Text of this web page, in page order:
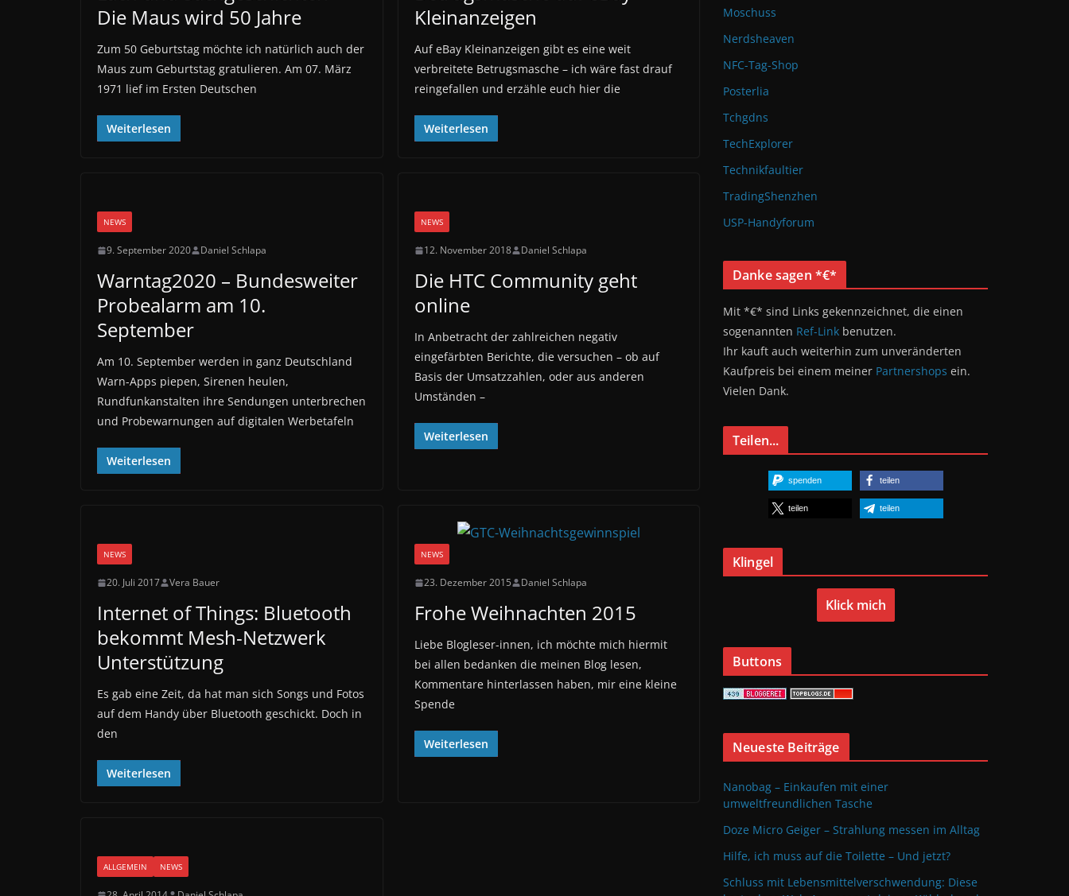
Die Maus wird 50 Jahre
Zum 50 Geburtstag möchte ich natürlich auch der
Maus zum Geburtstag gratulieren. Am 07. März
1971 lief im Ersten Deutschen
Weiterlesen
Kleinanzeigen
Auf eBay Kleinanzeigen gibt es eine weit
verbreitete Betrugsmasche – ich wäre fast drauf
reingefallen und erzähle euch hier die
Weiterlesen
NEWS
9. September 2020 Daniel Schlapa
Warntag2020 – Bundesweiter
Probealarm am 10.
September
Am 10. September werden in ganz Deutschland
Warn-Apps piepen, Sirenen heulen,
Rundfunkanstalten ihre Sendungen unterbrechen
und Probewarnungen auf digitalen Werbetafeln
Weiterlesen
NEWS
12. November 2018 Daniel Schlapa
Die HTC Community geht
online
In Anbetracht der zahlreichen negativ
eingefärbten Berichte, die versuchen – ob auf
Basis der Umsatzzahlen, oder aus anderen
Umständen –
Weiterlesen
NEWS
20. Juli 2017 Vera Bauer
Internet of Things: Bluetooth
bekommt Mesh-Netzwerk
Unterstützung
Es gab eine Zeit, da hat man sich Songs und Fotos
auf dem Handy über Bluetooth geschickt. Doch in
den
Weiterlesen
NEWS
23. Dezember 2015 Daniel Schlapa
Frohe Weihnachten 2015
Liebe Blogleser-innen, ich möchte mich hiermit
bei allen bedanken die meinen Blog lesen,
Kommentare hinterlassen haben, mir eine kleine
Spende
Weiterlesen
ALLGEMEIN NEWS
Moschuss
Nerdsheaven
NFC-Tag-Shop
Posterlia
Tchgdns
TechExplorer
Technikfaultier
TradingShenzhen
USP-Handyforum
Danke sagen *€*
Mit *€* sind Links gekennzeichnet, die einen
sogenannten Ref-Link benutzen.
Ihr kauft auch weiterhin zum unveränderten
Kaufpreis bei einem meiner Partnershops ein.
Vielen Dank.
Teilen...
spenden teilen
teilen teilen
Klingel
Klick mich
Buttons
Neueste Beiträge
Nanobag – Einkaufen mit einer
umweltfreundlichen Tasche
Doze Micro Geiger – Strahlung messen im Alltag
Hilfe, ich muss auf die Toilette – Und jetzt?
Schluss mit Lebensmittelverschwendung: Diese